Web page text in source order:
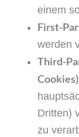
einem
First-
werden
Third-
Cookies)
Dritten)
zu